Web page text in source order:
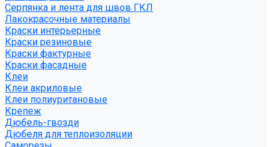
Серпянка и лента для швов ГКЛ
Лакокрасочные материалы
Краски интерьерные
Краски резиновые
Краски фактурные
Краски фасадные
Клеи
Клеи акриловые
Клеи полиуритановые
Крепеж
Дюбель-гвозди
Дюбеля для теплоизоляции